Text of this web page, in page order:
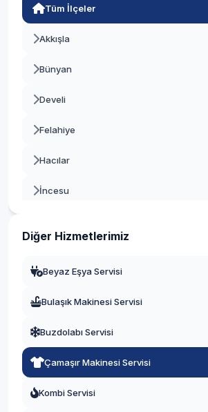
Tüm İlçeler
Akkışla
Bünyan
Develi
Felahiye
Hacılar
İncesu
Diğer Hizmetlerimiz
Beyaz Eşya Servisi
Bulaşık Makinesi Servisi
Buzdolabı Servisi
Çamaşır Makinesi Servisi
Kombi Servisi